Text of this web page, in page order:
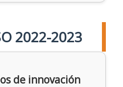
2022-2023
de innovación